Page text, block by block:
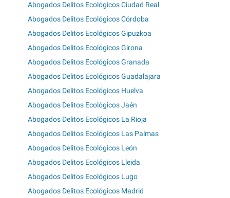
Abogados Delitos Ecológicos Ciudad Real
Abogados Delitos Ecológicos Córdoba
Abogados Delitos Ecológicos Gipuzkoa
Abogados Delitos Ecológicos Girona
Abogados Delitos Ecológicos Granada
Abogados Delitos Ecológicos Guadalajara
Abogados Delitos Ecológicos Huelva
Abogados Delitos Ecológicos Jaén
Abogados Delitos Ecológicos La Rioja
Abogados Delitos Ecológicos Las Palmas
Abogados Delitos Ecológicos León
Abogados Delitos Ecológicos Lleida
Abogados Delitos Ecológicos Lugo
Abogados Delitos Ecológicos Madrid